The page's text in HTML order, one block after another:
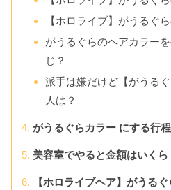
【ホロライブ】がうるぐ
がうるぐらのヘアカラー
じ？
派手は嫌だけど【がうる
人は？
がうるぐらカラー にする行
美容室でやると金額はいくら
【ホロライブヘア】がうる